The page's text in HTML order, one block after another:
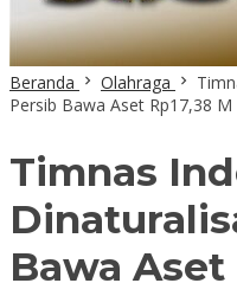
Beranda Olahraga
Persib Bawa Aset Rp17,38
Timnas
Bawa Aset